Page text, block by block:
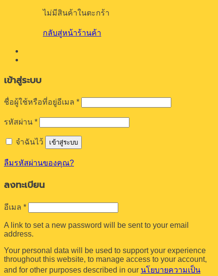
ไม่มีสินค้าในตะกร้า
กลับสู่หน้าร้านค้า
เข้าสู่ระบบ
ชื่อผู้ใช้หรือที่อยู่อีเมล *ต้องการ
รหัสผ่าน *ต้องการ
จำฉันไว้ เข้าสู่ระบบ
ลืมรหัสผ่านของคุณ?
ลงทะเบียน
อีเมล *ต้องการ
A link to set a new password will be sent to your email
address.
Your personal data will be used to support your experience
throughout this website, to manage access to your account,
and for other purposes described in our นโยบายความเป็น